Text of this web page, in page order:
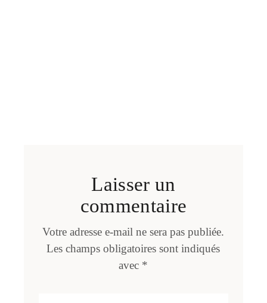
Laisser un
commentaire
Votre adresse e-mail ne sera pas publiée.
Les champs obligatoires sont indiqués
avec *